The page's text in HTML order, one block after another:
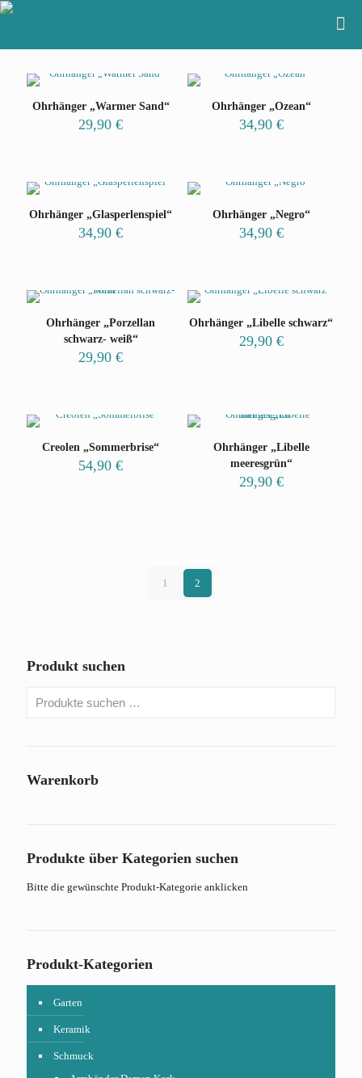
Ohrhänger „Warmer Sand“
29,90€
Ohrhänger „Ozean“
34,90 €
Ohrhänger „Glasperlenspiel“
34,90€
Ohrhänger „Negro“
34,90 €
Ohrhänger „Porzellan
schwarz- weiß“
29,90€
Ohrhänger „Libelle schwarz“
29,90 €
Creolen „Sommerbrise“
54,90€
Ohrhänger „Libelle
meeresgrün“
29,90 €
1 2
Produkt suchen
Warenkorb
Produkte über Kategorien suchen
Bitte die gewünschte Produkt-Kategorie anklicken
Produkt-Kategorien
Garten
Keramik
Schmuck